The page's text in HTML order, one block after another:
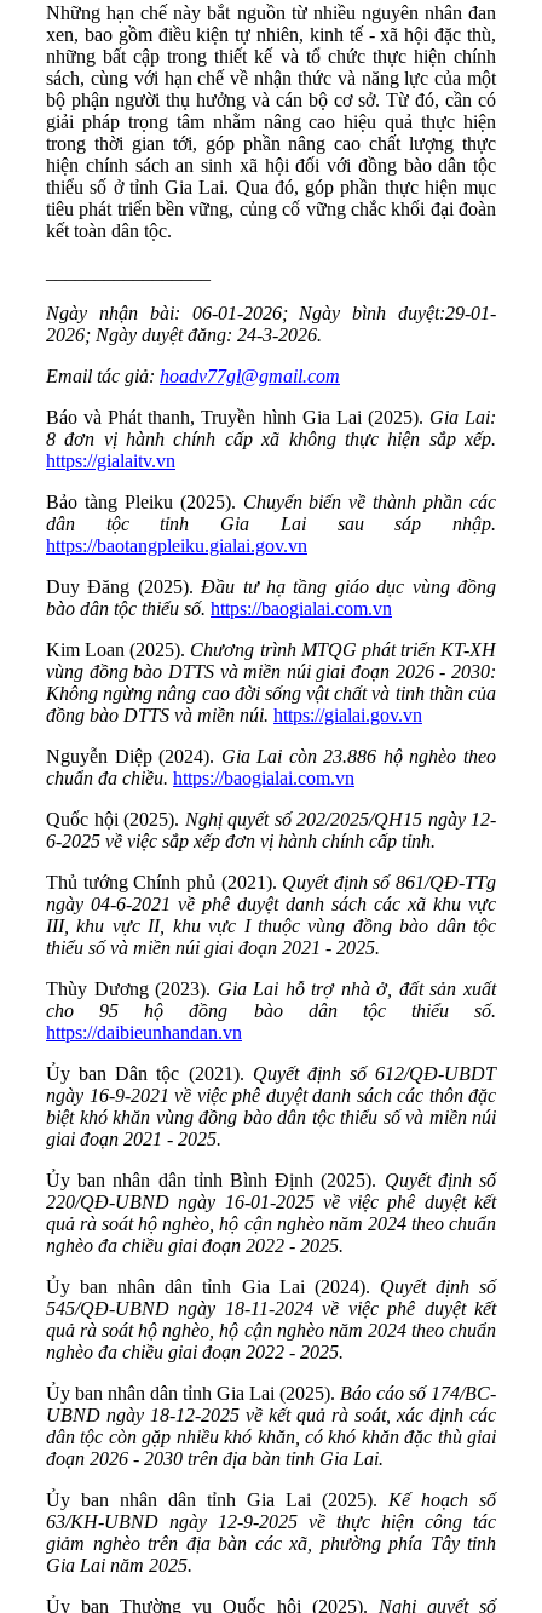
Những hạn chế này bắt nguồn từ nhiều nguyên nhân đan
xen, bao gồm điều kiện tự nhiên, kinh tế - xã hội đặc thù,
những bất cập trong thiết kế và tổ chức thực hiện chính
sách, cùng với hạn chế về nhận thức và năng lực của một
bộ phận người thụ hưởng và cán bộ cơ sở. Từ đó, cần có
giải pháp trọng tâm nhằm nâng cao hiệu quả thực hiện
trong thời gian tới, góp phần nâng cao chất lượng thực
hiện chính sách an sinh xã hội đối với đồng bào dân tộc
thiểu số ở tỉnh Gia Lai. Qua đó, góp phần thực hiện mục
tiêu phát triển bền vững, củng cố vững chắc khối đại đoàn
kết toàn dân tộc.
Ngày nhận bài: 06-01-2026; Ngày bình duyệt:29-01-
2026; Ngày duyệt đăng: 24-3-2026.
Email tác giả: hoadv77gl@gmail.com
Báo và Phát thanh, Truyền hình Gia Lai (2025). Gia Lai:
8 đơn vị hành chính cấp xã không thực hiện sắp xếp.
https://gialaitv.vn
Bảo tàng Pleiku (2025). Chuyển biến về thành phần các
dân tộc tỉnh Gia Lai sau sáp nhập.
https://baotangpleiku.gialai.gov.vn
Duy Đăng (2025).Đầu tư hạ tầng giáo dục vùng đồng
bào dân tộc thiểu số. https://baogialai.com.vn
Kim Loan (2025). Chương trình MTQG phát triển KT-XH
vùng đồng bào DTTS và miền núi giai đoạn 2026 - 2030:
Không ngừng nâng cao đời sống vật chất và tinh thần của
đồng bào DTTS và miền núi. https://gialai.gov.vn
Nguyễn Diệp (2024). Gia Lai còn 23.886 hộ nghèo theo
chuẩn đa chiều. https://baogialai.com.vn
Quốc hội (2025). Nghị quyết số 202/2025/QH15 ngày 12-
6-2025 về việc sắp xếp đơn vị hành chính cấp tỉnh.
Thủ tướng Chính phủ (2021). Quyết định số 861/QĐ-TTg
ngày 04-6-2021 về phê duyệt danh sách các xã khu vực
III, khu vực II, khu vực I thuộc vùng đồng bào dân tộc
thiểu số và miền núi giai đoạn 2021 - 2025.
Thùy Dương (2023). Gia Lai hỗ trợ nhà ở, đất sản xuất
cho 95 hộ đồng bào dân tộc thiểu số.
https://daibieunhandan.vn
Ủy ban Dân tộc (2021). Quyết định số 612/QĐ-UBDT
ngày 16-9-2021 về việc phê duyệt danh sách các thôn đặc
biệt khó khăn vùng đồng bào dân tộc thiểu số và miền núi
giai đoạn 2021 - 2025.
Ủy ban nhân dân tỉnh Bình Định (2025). Quyết định số
220/QĐ-UBND ngày 16-01-2025 về việc phê duyệt kết
quả rà soát hộ nghèo, hộ cận nghèo năm 2024 theo chuẩn
nghèo đa chiều giai đoạn 2022 - 2025.
Ủy ban nhân dân tỉnh Gia Lai (2024). Quyết định số
545/QĐ-UBND ngày 18-11-2024 về việc phê duyệt kết
quả rà soát hộ nghèo, hộ cận nghèo năm 2024 theo chuẩn
nghèo đa chiều giai đoạn 2022 - 2025.
Ủy ban nhân dân tỉnh Gia Lai (2025). Báo cáo số 174/BC-
UBND ngày 18-12-2025 về kết quả rà soát, xác định các
dân tộc còn gặp nhiều khó khăn, có khó khăn đặc thù giai
đoạn 2026 - 2030 trên địa bàn tỉnh Gia Lai.
Ủy ban nhân dân tỉnh Gia Lai (2025). Kế hoạch số
63/KH-UBND ngày 12-9-2025 về thực hiện công tác
giảm nghèo trên địa bàn các xã, phường phía Tây tỉnh
Gia Lai năm 2025.
Ủy ban Thường vụ Quốc hội (2025). Nghị quyết số